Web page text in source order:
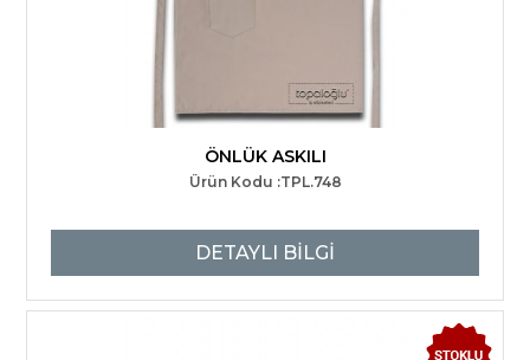
ÖNLÜK ASKILI
Ürün Kodu :TPL.748
DETAYLI BİLGİ